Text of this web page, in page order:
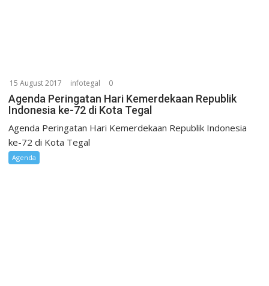
15 August 2017 infotegal 0
Agenda Peringatan Hari Kemerdekaan Republik
Indonesia ke-72 di Kota Tegal
Agenda Peringatan Hari Kemerdekaan Republik Indonesia
ke-72 di Kota Tegal
Agenda